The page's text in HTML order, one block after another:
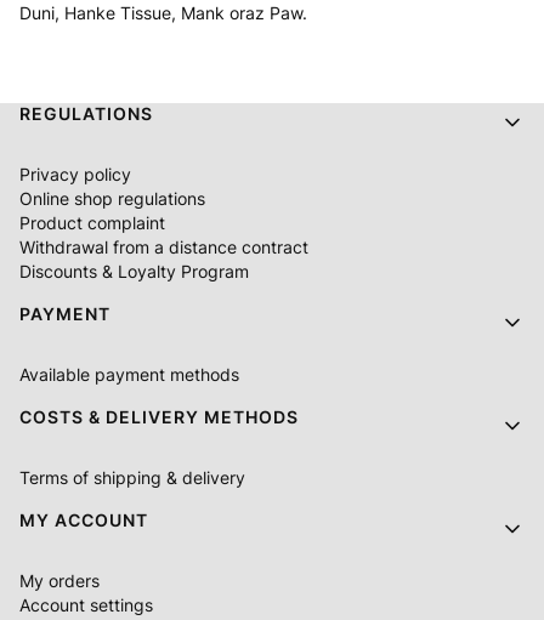
Duni, Hanke Tissue, Mank oraz Paw.
Footer menu
REGULATIONS
Privacy policy
Online shop regulations
Product complaint
Withdrawal from a distance contract
Discounts & Loyalty Program
PAYMENT
Available payment methods
COSTS & DELIVERY METHODS
Terms of shipping & delivery
MY ACCOUNT
My orders
Account settings